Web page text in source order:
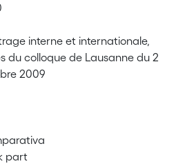
interne et internationale,
du colloque de Lausanne du 2
2009
part